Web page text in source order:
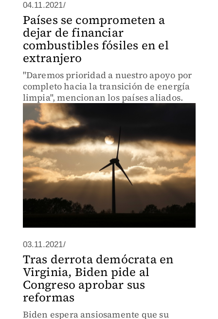
04.11.2021/
Países se comprometen a
dejar de financiar
combustibles fósiles en el
extranjero
"Daremos prioridad a nuestro apoyo por
completo hacia la transición de energía
limpia", mencionan los países aliados.
03.11.2021/
Tras derrota demócrata en
Virginia, Biden pide al
Congreso aprobar sus
reformas
Biden espera ansiosamente que su